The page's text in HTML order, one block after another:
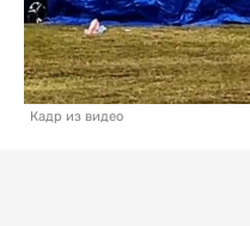
Кадр из видео